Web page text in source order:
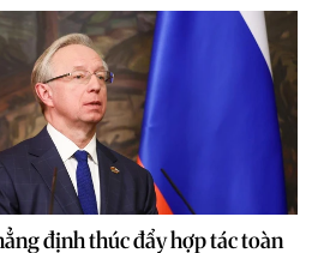
định thúc đẩy hợp tác toàn